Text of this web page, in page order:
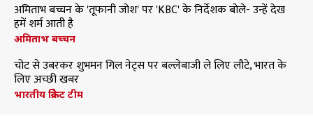
अमिताभ बच्चन के 'तूफानी जोश' पर 'KBC' के निर्देशक बोले- उन्हें देख
हमें शर्म आती है
अमिताभ बच्चन
चोट से उबरकर शुभमन गिल नेट्स पर बल्लेबाजी ले लिए लौटे, भारत के
लिए अच्छी खबर
भारतीय क्रिकेट टीम